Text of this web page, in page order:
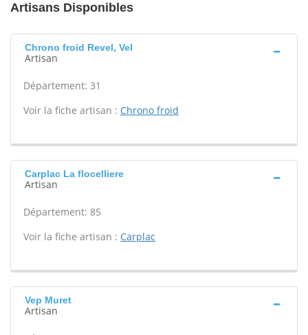
Artisans Disponibles
Chrono froid Revel, Vel
Artisan
Département: 31
Voir la fiche artisan : Chrono froid
Carplac La flocelliere
Artisan
Département: 85
Voir la fiche artisan : Carplac
Vep Muret
Artisan